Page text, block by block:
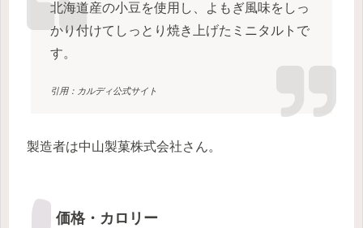
北海道産の小豆を使用し、よもぎ風味をしっ
かり付けてしっとり焼き上げたミニタルトで
す。
引用：カルディ公式サイト
製造者は中山製菓株式会社さん。
価格・カロリー